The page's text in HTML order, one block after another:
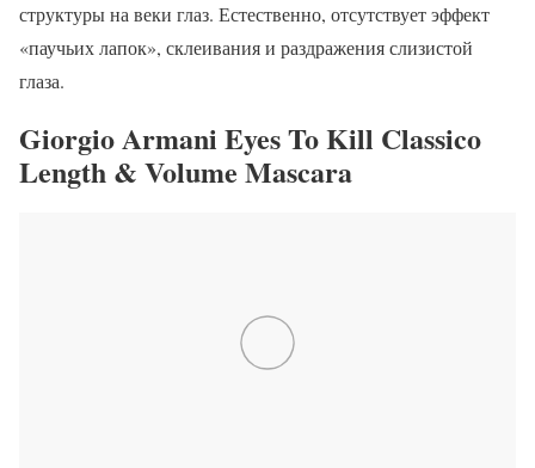
структуры на веки глаз. Естественно, отсутствует эффект
«паучьих лапок», склеивания и раздражения слизистой
глаза.
Giorgio Armani Eyes To Kill Classico
Length & Volume Mascara